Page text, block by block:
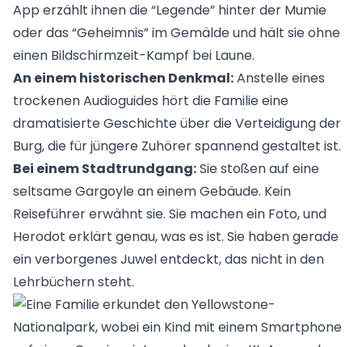
App erzählt ihnen die “Legende” hinter der Mumie
oder das “Geheimnis” im Gemälde und hält sie ohne
einen Bildschirmzeit-Kampf bei Laune.
An einem historischen Denkmal:Anstelle eines
trockenen Audioguides hört die Familie eine
dramatisierte Geschichte über die Verteidigung der
Burg, die für jüngere Zuhörer spannend gestaltet ist.
Bei einem Stadtrundgang:Sie stoßen auf eine
seltsame Gargoyle an einem Gebäude. Kein
Reiseführer erwähnt sie. Sie machen ein Foto, und
Herodot erklärt genau, was es ist. Sie haben gerade
ein verborgenes Juwel entdeckt, das nicht in den
Lehrbüchern steht.